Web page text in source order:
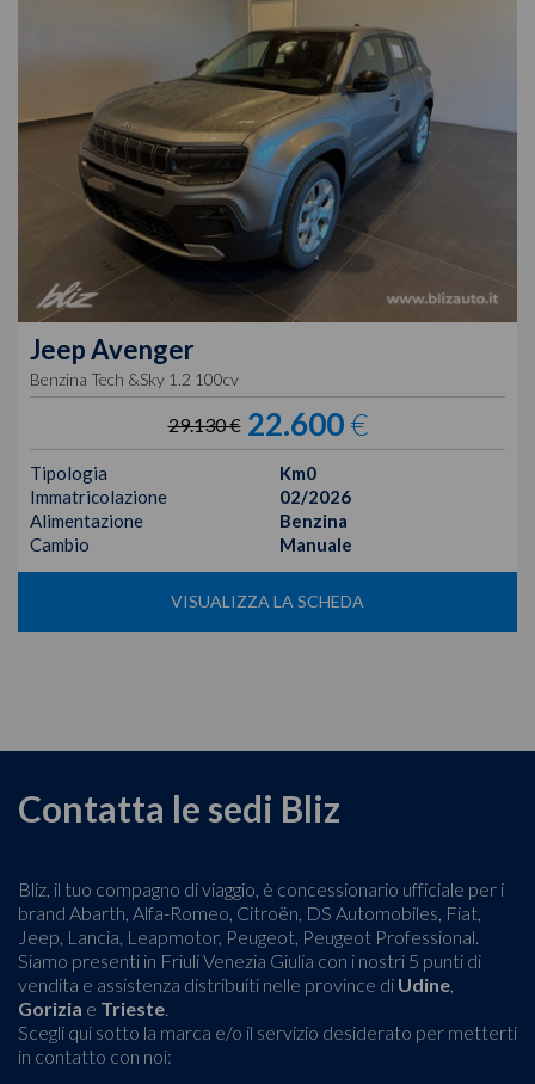
JeepAvenger
Benzina Tech &Sky 1.2 100cv
29.130 € 22.600€
Tipologia
Km0
Immatricolazione
02/2026
Alimentazione
Benzina
Cambio
Manuale
VISUALIZZA LA SCHEDA
Contatta le sedi Bliz
Bliz, il tuo compagno di viaggio, è concessionario ufficiale per i
brand Abarth, Alfa-Romeo, Citroën, DS Automobiles, Fiat,
Jeep, Lancia, Leapmotor, Peugeot, Peugeot Professional.
Siamo presenti in Friuli Venezia Giulia con i nostri 5 punti di
vendita e assistenza distribuiti nelle province di Udine,
Gorizia e Trieste.
Scegli qui sotto la marca e/o il servizio desiderato per metterti
in contatto con noi: